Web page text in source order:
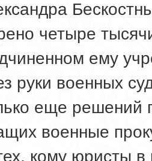
четыре
ему
руки военных
еще решений
военные
кому юристы в